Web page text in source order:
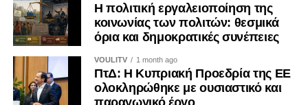
Η πολιτική εργαλειοποίηση της
κοινωνίας των πολιτών: θεσμικά
όρια και δημοκρατικές συνέπειες
VOULITV 1 month ago
ΠτΔ: Η Κυπριακή Προεδρία της ΕΕ
ολοκληρώθηκε με ουσιαστικό και
παραγωγικό έργο